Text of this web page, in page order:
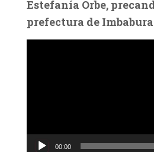
Estefanía Orbe,
prefectura de Imbabura
c
00:00